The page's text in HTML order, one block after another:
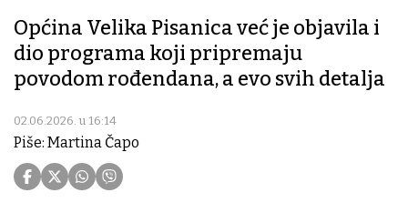
Općina Velika Pisanica već je objavila i
dio programa koji pripremaju
povodom rođendana, a evo svih detalja
02.06.2026. u 16:14
Piše: Martina Čapo